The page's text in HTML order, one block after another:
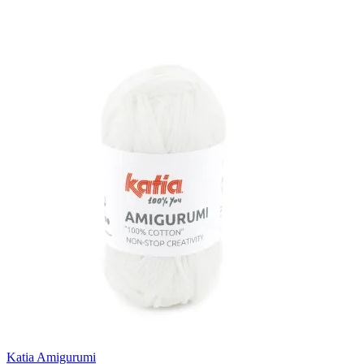
Katia Amigurumi